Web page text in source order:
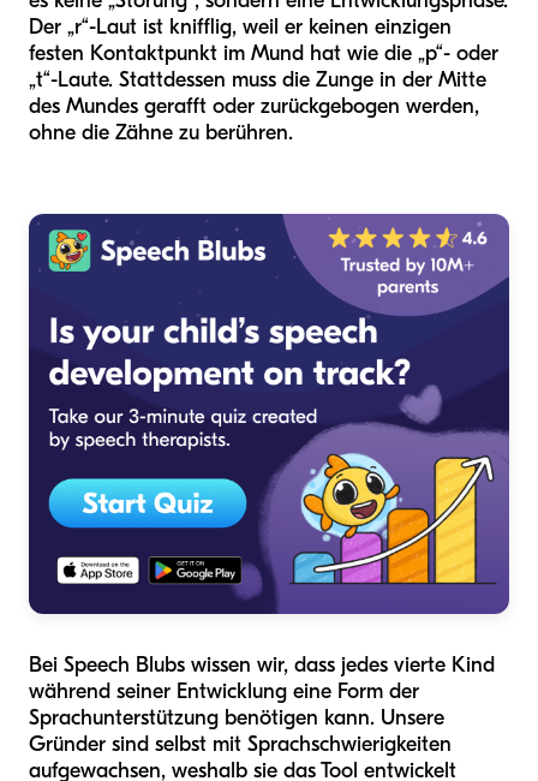
Der „r“-Laut ist knifflig, weil er keinen einzigen
festen Kontaktpunkt im Mund hat wie die „p“- oder
„t“-Laute. Stattdessen muss die Zunge in der Mitte
des Mundes gerafft oder zurückgebogen werden,
ohne die Zähne zu berühren.
Bei Speech Blubs wissen wir, dass jedes vierte Kind
während seiner Entwicklung eine Form der
Sprachunterstützung benötigen kann. Unsere
Gründer sind selbst mit Sprachschwierigkeiten
aufgewachsen, weshalb sie das Tool entwickelt